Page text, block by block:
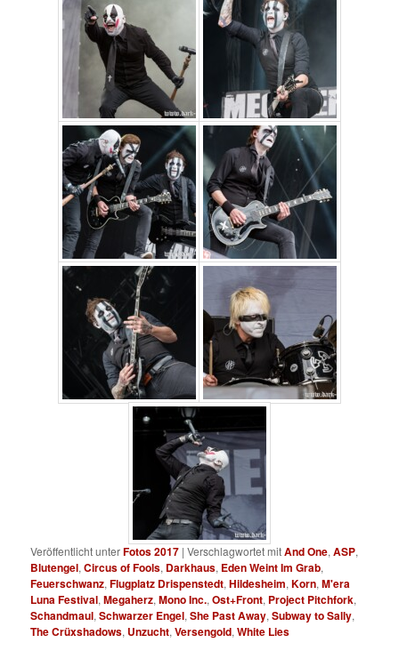
Veröffentlicht unterFotos 2017 |Verschlagwortet mitAnd One,ASP,
Blutengel,Circus of Fools, Darkhaus, Eden Weint Im Grab,
Feuerschwanz,Flugplatz Drispenstedt,Hildesheim,Korn,M'era
Luna Festival,Megaherz,Mono Inc.,Ost+Front, Project Pitchfork,
Schandmaul,Schwarzer Engel,She Past Away,Subway to Sally,
The Crüxshadows, Unzucht,Versengold,White Lies